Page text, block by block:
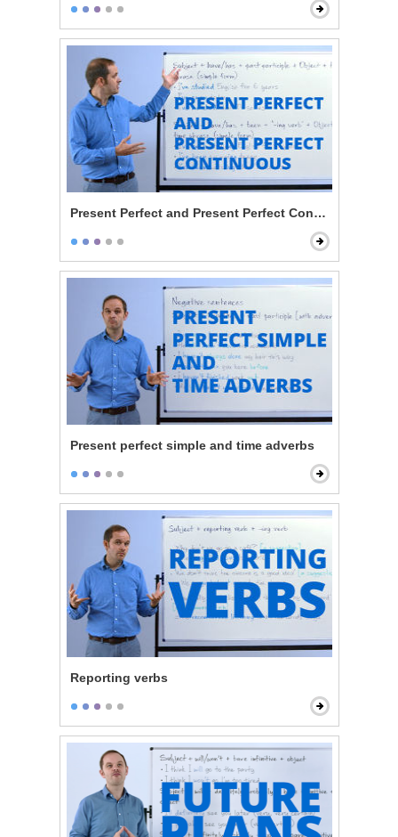
Present Perfect and Present Perfect Continuous
Present perfect simple and time adverbs
Reporting verbs